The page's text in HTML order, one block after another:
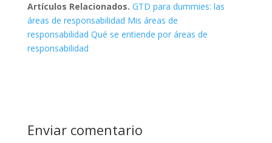
Artículos Relacionados. GTD para dummies: las
áreas de responsabilidad Mis áreas de
responsabilidad Qué se entiende por áreas de
responsabilidad
Enviar comentario